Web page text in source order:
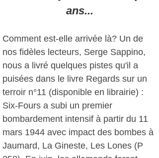
ans...
Comment est-elle arrivée là? Un de
nos fidèles lecteurs, Serge Sappino,
nous a livré quelques pistes qu'il a
puisées dans le livre Regards sur un
terroir n°11 (disponible en librairie) :
Six-Fours a subi un premier
bombardement intensif à partir du 11
mars 1944 avec impact des bombes à
Jaumard, La Gineste, Les Lones (P